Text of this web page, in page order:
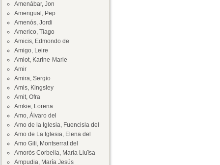
Amenábar, Jon
Amengual, Pep
Amenós, Jordi
Americo, Tiago
Amicis, Edmondo de
Amigo, Leire
Amiot, Karine-Marie
Amir
Amira, Sergio
Amis, Kingsley
Amit, Ofra
Amkie, Lorena
Amo, Álvaro del
Amo de la Iglesia, Fuencisla del
Amo de La Iglesia, Elena del
Amo Gili, Montserrat del
Amorós Corbella, María Lluïsa
Ampudia, María Jesús